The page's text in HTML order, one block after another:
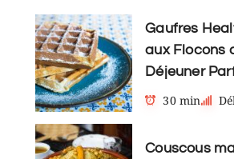
Gaufres
aux Flocons
Déjeuner
30 min
Couscous